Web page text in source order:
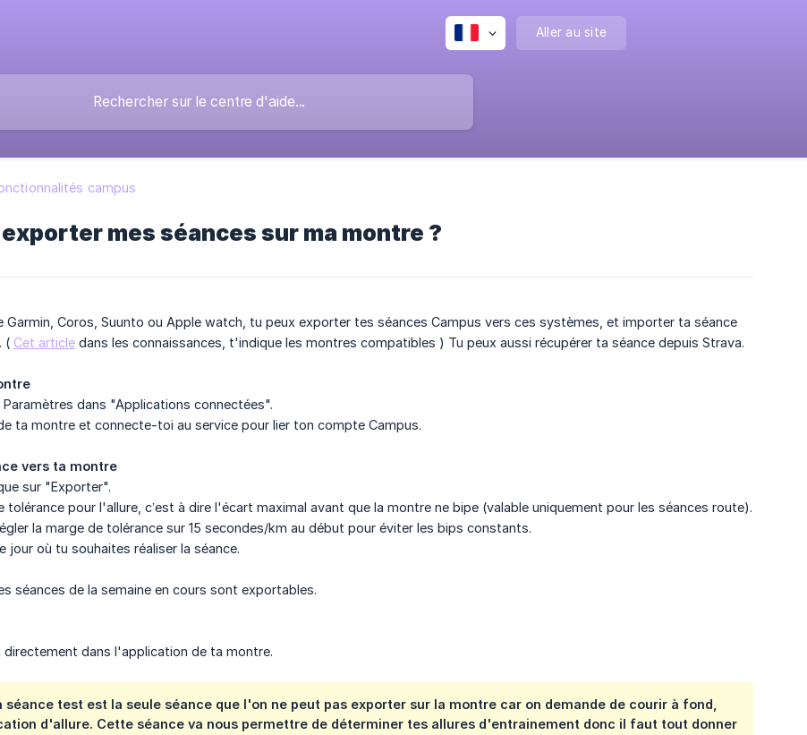
Aller au site
campus
mes séances sur ma montre ?
Garmin, Coros, Suunto ou Apple watch, tu peux exporter tes séances Campus vers ces systèmes, et importer ta séance
( Cet article dans les connaissances, t'indique les montres compatibles ) Tu peux aussi récupérer ta séance depuis Strava.
dans "Applications connectées".
ta montre et connecte-toi au service pour lier ton compte Campus.
vers ta montre
sur "Exporter".
tolérance pour l'allure, c’est à dire l'écart maximal avant que la montre ne bipe (valable uniquement pour les séances route).
la marge de tolérance sur 15 secondes/km au début pour éviter les bips constants.
jour où tu souhaites réaliser la séance.
séances de la semaine en cours sont exportables.
directement dans l'application de ta montre.
séance test est la seule séance que l'on ne peut pas exporter sur la montre car on demande de courir à fond,
d'allure. Cette séance va nous permettre de déterminer tes allures d'entrainement donc il faut tout donner